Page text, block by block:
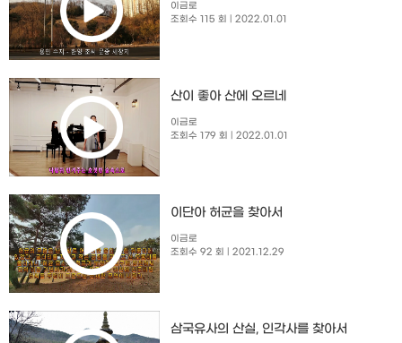
이금로
조회수 115 회
| 2022.01.01
산이 좋아 산에 오르네
이금로
조회수 179 회
| 2022.01.01
이단아 허균을 찾아서
이금로
조회수 92 회
| 2021.12.29
삼국유사의 산실, 인각사를 찾아서